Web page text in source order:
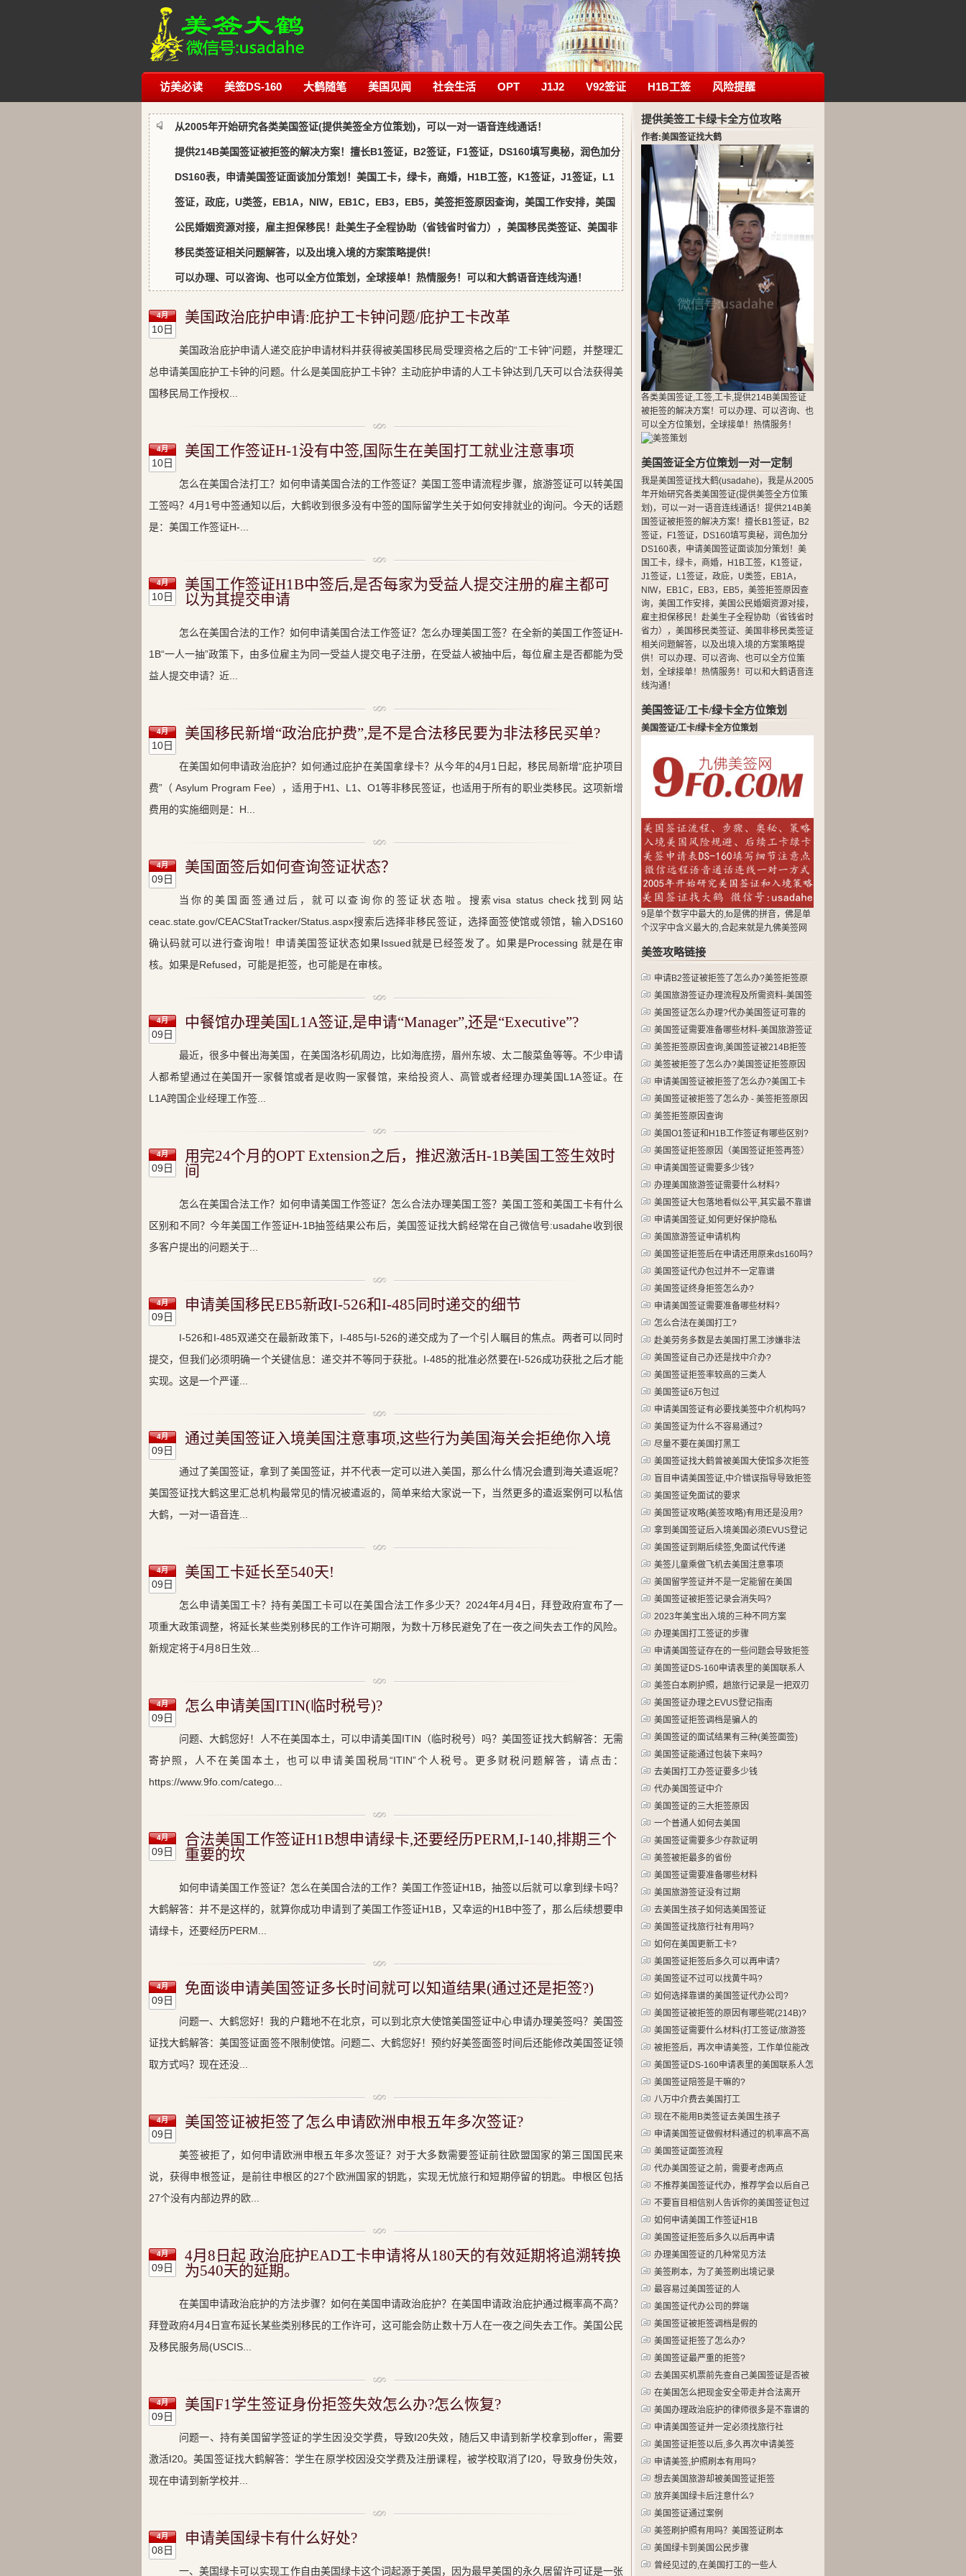
访美必读 美签DS-160 大鹤随笔 美国见闻 社会生活 OPT J1J2 V92签证 H1B工签 风险提醒
从2005年开始研究各类美国签证(提供美签全方位策划)，可以一对一语音连线通话！
提供214B美国签证被拒签的解决方案！擅长B1签证，B2签证，F1签证，DS160填写奥秘，润色加分
DS160表，申请美国签证面谈加分策划！美国工卡，绿卡，商婚，H1B工签，K1签证，J1签证，L1
签证，政庇，U类签，EB1A，NIW，EB1C，EB3，EB5，美签拒签原因查询，美国工作安排，美国
公民婚姻资源对接，雇主担保移民！赴美生子全程协助（省钱省时省力），美国移民类签证、美国非
移民类签证相关问题解答，以及出境入境的方案策略提供！
可以办理、可以咨询、也可以全方位策划，全球接单！热情服务！可以和大鹤语音连线沟通！
4月
10日
美国政治庇护申请:庇护工卡钟问题/庇护工卡改革
美国政治庇护申请人递交庇护申请材料并获得被美国移民局受理资格之后的“工卡钟”问题，并整理汇
总申请美国庇护工卡钟的问题。什么是美国庇护工卡钟？主动庇护申请的人工卡钟达到几天可以合法获得美
国移民局工作授权...
4月
10日
美国工作签证H-1没有中签,国际生在美国打工就业注意事项
怎么在美国合法打工？如何申请美国合法的工作签证？美国工签申请流程步骤，旅游签证可以转美国
工签吗？4月1号中签通知以后，大鹤收到很多没有中签的国际留学生关于如何安排就业的询问。今天的话题
是：美国工作签证H-...
4月
10日
美国工作签证H1B中签后,是否每家为受益人提交注册的雇主都可
以为其提交申请
怎么在美国合法的工作？如何申请美国合法工作签证？怎么办理美国工签？在全新的美国工作签证H-
1B“一人一抽”政策下，由多位雇主为同一受益人提交电子注册，在受益人被抽中后，每位雇主是否都能为受
益人提交申请？近...
4月
10日
美国移民新增“政治庇护费”,是不是合法移民要为非法移民买单?
在美国如何申请政治庇护？如何通过庇护在美国拿绿卡？从今年的4月1日起，移民局新增“庇护项目
费”（ Asylum Program Fee），适用于H1、L1、O1等非移民签证，也适用于所有的职业类移民。这项新增
费用的实施细则是：H...
4月
09日
美国面签后如何查询签证状态？
当你的美国面签通过后，就可以查询你的签证状态啦。搜索visa status check找到网站
ceac.state.gov/CEACStatTracker/Status.aspx搜索后选择非移民签证，选择面签使馆或领馆，输入DS160
确认码就可以进行查询啦！申请美国签证状态如果Issued就是已经签发了。如果是Processing 就是在审
核。如果是Refused，可能是拒签，也可能是在审核。
4月
09日
中餐馆办理美国L1A签证,是申请“Manager”,还是“Executive”?
最近，很多中餐出海美国，在美国洛杉矶周边，比如海底捞，眉州东坡、太二酸菜鱼等等。不少申请
人都希望通过在美国开一家餐馆或者是收购一家餐馆，来给投资人、高管或者经理办理美国L1A签证。在
L1A跨国企业经理工作签...
4月
09日
用完24个月的OPT Extension之后，推迟激活H-1B美国工签生效时
间
怎么在美国合法工作？如何申请美国工作签证？怎么合法办理美国工签？美国工签和美国工卡有什么
区别和不同？今年美国工作签证H-1B抽签结果公布后，美国签证找大鹤经常在自己微信号:usadahe收到很
多客户提出的问题关于...
4月
09日
申请美国移民EB5新政I-526和I-485同时递交的细节
I-526和I-485双递交在最新政策下，I-485与I-526的递交成为了一个引人瞩目的焦点。两者可以同时
提交，但我们必须明确一个关键信息：递交并不等同于获批。I-485的批准必然要在I-526成功获批之后才能
实现。这是一个严谨...
4月
09日
通过美国签证入境美国注意事项,这些行为美国海关会拒绝你入境
通过了美国签证，拿到了美国签证，并不代表一定可以进入美国，那么什么情况会遭到海关遣返呢？
美国签证找大鹤这里汇总机构最常见的情况被遣返的，简单来给大家说一下，当然更多的遣返案例可以私信
大鹤，一对一语音连...
4月
09日
美国工卡延长至540天!
怎么申请美国工卡？持有美国工卡可以在美国合法工作多少天？2024年4月4日，拜登政府宣布了一
项重大政策调整，将延长某些类别移民的工作许可期限，为数十万移民避免了在一夜之间失去工作的风险。
新规定将于4月8日生效...
4月
09日
怎么申请美国ITIN(临时税号)?
问题、大鹤您好！人不在美国本土，可以申请美国ITIN（临时税号）吗？美国签证找大鹤解答：无需
寄护照，人不在美国本土，也可以申请美国税局“ITIN”个人税号。更多财税问题解答，请点击：
https://www.9fo.com/catego...
4月
09日
合法美国工作签证H1B想申请绿卡,还要经历PERM,I-140,排期三个
重要的坎
如何申请美国工作签证？怎么在美国合法的工作？美国工作签证H1B，抽签以后就可以拿到绿卡吗？
大鹤解答：并不是这样的，就算你成功申请到了美国工作签证H1B，又幸运的H1B中签了，那么后续想要申
请绿卡，还要经历PERM...
4月
09日
免面谈申请美国签证多长时间就可以知道结果(通过还是拒签?)
问题一、大鹤您好！我的户籍地不在北京，可以到北京大使馆美国签证中心申请办理美签吗？美国签
证找大鹤解答：美国签证面签不限制使馆。问题二、大鹤您好！预约好美签面签时间后还能修改美国签证领
取方式吗？现在还没...
4月
09日
美国签证被拒签了怎么申请欧洲申根五年多次签证?
美签被拒了，如何申请欧洲申根五年多次签证？对于大多数需要签证前往欧盟国家的第三国国民来
说，获得申根签证，是前往申根区的27个欧洲国家的钥匙，实现无忧旅行和短期停留的钥匙。申根区包括
27个没有内部边界的欧...
4月
09日
4月8日起 政治庇护EAD工卡申请将从180天的有效延期将追溯转换
为540天的延期。
在美国申请政治庇护的方法步骤？如何在美国申请政治庇护？在美国申请政治庇护通过概率高不高？
拜登政府4月4日宣布延长某些类别移民的工作许可，这可能会防止数十万人在一夜之间失去工作。美国公民
及移民服务局(USCIS...
4月
09日
美国F1学生签证身份拒签失效怎么办?怎么恢复?
问题一、持有美国留学签证的学生因没交学费，导致I20失效，随后又申请到新学校拿到offer，需要
激活I20。美国签证找大鹤解答：学生在原学校因没交学费及注册课程，被学校取消了I20，导致身份失效，
现在申请到新学校并...
4月
08日
申请美国绿卡有什么好处?
一、美国绿卡可以实现工作自由美国绿卡这个词起源于美国，因为最早美国的永久居留许可证是一张
提供美签工卡绿卡全方位攻略
作者:美国签证找大鹤
各类美国签证,工签,工卡,提供214B美国签证
被拒签的解决方案！可以办理、可以咨询、也
可以全方位策划，全球接单！热情服务！
美国签证全方位策划一对一定制
我是美国签证找大鹤(usadahe)，我是从2005
年开始研究各类美国签证(提供美签全方位策
划)，可以一对一语音连线通话！提供214B美
国签证被拒签的解决方案！擅长B1签证，B2
签证，F1签证，DS160填写奥秘，润色加分
DS160表，申请美国签证面谈加分策划！美
国工卡，绿卡，商婚，H1B工签，K1签证，
J1签证，L1签证，政庇，U类签，EB1A，
NIW，EB1C，EB3，EB5，美签拒签原因查
询，美国工作安排，美国公民婚姻资源对接，
雇主担保移民！赴美生子全程协助（省钱省时
省力），美国移民类签证、美国非移民类签证
相关问题解答，以及出境入境的方案策略提
供！可以办理、可以咨询、也可以全方位策
划，全球接单！热情服务！可以和大鹤语音连
线沟通！
美国签证/工卡/绿卡全方位策划
美国签证/工卡/绿卡全方位策划
9是单个数字中最大的,fo是佛的拼音，佛是单
个汉字中含义最大的,合起来就是九佛美签网
美签攻略链接
申请B2签证被拒签了怎么办?美签拒签原
因查询,214B拒签隔多久再签
美国旅游签证办理流程及所需资料-美国签
证需要准备哪些材料
美国签证怎么办理?代办美国签证可靠的
机构?最容易过美国签证的人
美国签证需要准备哪些材料-美国旅游签证
办理流程及所需资料
美签拒签原因查询,美国签证被214B拒签
了怎么办?
美签被拒签了怎么办?美国签证拒签原因
查询
申请美国签证被拒签了怎么办?美国工卡
美国签证被拒签了怎么办 - 美签拒签原因
查询,214B拒签隔多久再签
美签拒签原因查询
美国O1签证和H1B工作签证有哪些区别?
美国签证拒签原因（美国签证拒签再签）
申请美国签证需要多少钱?
办理美国旅游签证需要什么材料?
美国签证大包落地看似公平,其实最不靠谱
申请美国签证,如何更好保护隐私
美国旅游签证申请机构
美国签证拒签后在申请还用原来ds160吗?
美国签证代办包过并不一定靠谱
美国签证终身拒签怎么办?
申请美国签证需要准备哪些材料?
怎么合法在美国打工?
赴美劳务多数是去美国打黑工涉嫌非法
美国签证自己办还是找中介办?
美国签证拒签率较高的三类人
美国签证6万包过
申请美国签证有必要找美签中介机构吗?
美国签证为什么不容易通过?
尽量不要在美国打黑工
美国签证找大鹤曾被美国大使馆多次拒签
盲目申请美国签证,中介错误指导导致拒签
美国签证免面试的要求
美国签证攻略(美签攻略)有用还是没用?
拿到美国签证后入境美国必须EVUS登记
美国签证到期后续签,免面试代传递
美签儿童乘做飞机去美国注意事项
美国留学签证并不是一定能留在美国
美国签证被拒签记录会消失吗?
2023年美宝出入境的三种不同方案
办理美国打工签证的步骤
申请美国签证存在的一些问题会导致拒签
美国签证DS-160申请表里的美国联系人
美签白本刷护照，趟旅行记录是一把双刃
剑
美国签证办理之EVUS登记指南
美国签证拒签调档是骗人的
美国签证的面试结果有三种(美签面签)
美国签证能通过包装下来吗?
去美国打工办签证要多少钱
代办美国签证中介
美国签证的三大拒签原因
一个普通人如何去美国
美国签证需要多少存款证明
美签被拒最多的省份
美国签证需要准备哪些材料
美国旅游签证没有过期
去美国生孩子如何选美国签证
美国签证找旅行社有用吗?
如何在美国更新工卡?
美国签证拒签后多久可以再申请?
美国签证不过可以找黄牛吗?
如何选择靠谱的美国签证代办公司?
美国签证被拒签的原因有哪些呢(214B)?
美国签证需要什么材料(打工签证/旅游签
证)
被拒签后，再次申请美签，工作单位能改
吗?
美国签证DS-160申请表里的美国联系人怎
么填?
美国签证陪签是干嘛的?
八万中介费去美国打工
现在不能用B类签证去美国生孩子
申请美国签证做假材料通过的机率高不高
美国签证面签流程
代办美国签证之前，需要考虑两点
不推荐美国签证代办，推荐学会以后自己
办
不要盲目相信别人告诉你的美国签证包过
如何申请美国工作签证H1B
美国签证拒签后多久以后再申请
办理美国签证的几种常见方法
美签刷本，为了美签刷出境记录
最容易过美国签证的人
美国签证代办公司的弊端
美国签证被拒签调档是假的
美国签证拒签了怎么办?
美国签证最严重的拒签?
去美国买机票前先查自己美国签证是否被
取消
在美国怎么把现金安全带走并合法离开
美国办理政治庇护的律师很多是不靠谱的
申请美国签证并一定必须找旅行社
美国签证拒签以后,多久再次申请美签
申请美签,护照刷本有用吗?
想去美国旅游却被美国签证拒签
放弃美国绿卡后注意什么?
美国签证通过案例
美签刷护照有用吗？美国签证刷本
美国绿卡到美国公民步骤
曾经见过的,在美国打工的一些人